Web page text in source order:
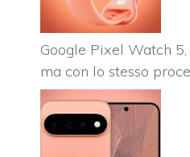
Google Pixel Watch
ma con lo stesso